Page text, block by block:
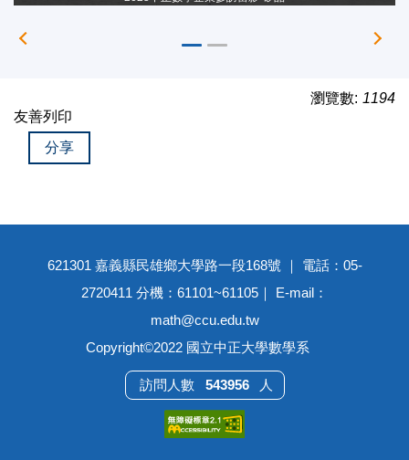
瀏覽數: 1194
友善列印
分享
621301 嘉義縣民雄鄉大學路一段168號 ｜ 電話：05-
2720411 分機：61101~61105｜ E-mail：
math@ccu.edu.tw
Copyright©2022 國立中正大學數學系
543956